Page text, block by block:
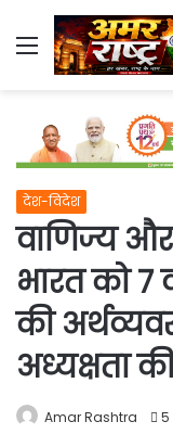
Menu
देश-विदेश
वाणिज्य और
भारत को 7
की
अध्यक्षता
Amar Rashtra 5